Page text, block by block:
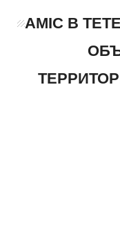
AMIC В